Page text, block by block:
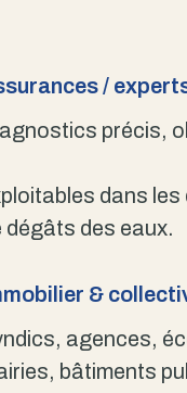
/
précis,
dans les
dégâts des eaux.
&
agences,
bâtiments